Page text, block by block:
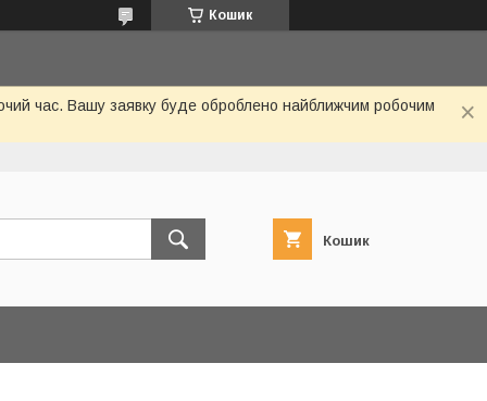
Кошик
час. Вашу заявку буде оброблено найближчим робочим
Кошик